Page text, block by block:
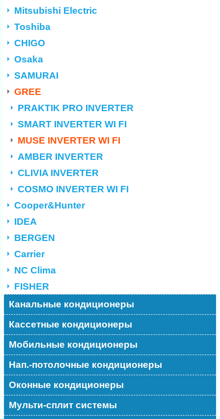
Mitsubishi Electric
Toshiba
CHIGO
Osaka
SAMURAI
GREE
PRAKTIK PRO INVERTER
SMART INVERTER WI FI
MUSE INVERTER WI FI
AMBER INVERTER
CLIVIA INVERTER
COSMO INVERTER WI FI
Cooper&Hunter
IDEA
BERGEN
Carrier
NC Clima
FISHER
Канальные кондиционеры
Кассетные кондиционеры
Мобильные кондиционеры
Нап.-потолочные кондиционеры
Оконные кондиционеры
Мульти-сплит системы